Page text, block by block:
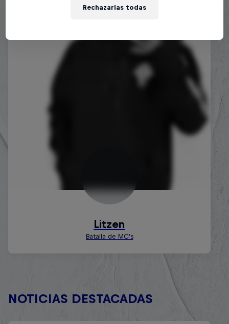
NOTICIAS DESTACADAS
Rechazarlas todas